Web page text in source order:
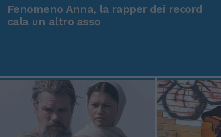
Fenomeno Anna, la rapper dei record
cala un altro asso